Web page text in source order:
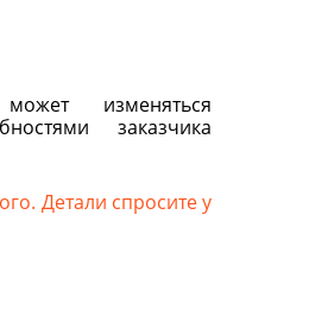
изменяться
заказчика
Детали спросите у